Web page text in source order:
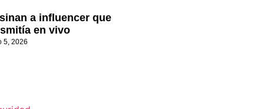
a influencer que
en vivo
5, 2026